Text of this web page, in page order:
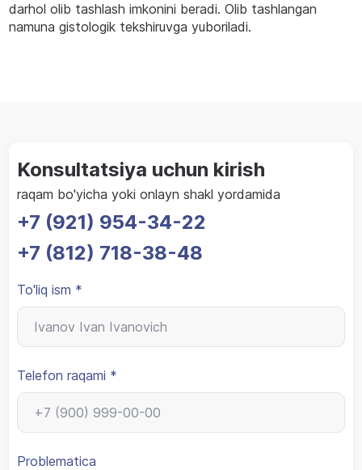
darhol olib tashlash imkonini beradi. Olib tashlangan
namuna gistologik tekshiruvga yuboriladi.
Konsultatsiya uchun kirish
raqam bo'yicha yoki onlayn shakl yordamida
+7 (921) 954-34-22
+7 (812) 718-38-48
To'liq ism *
Telefon raqami *
Problematica